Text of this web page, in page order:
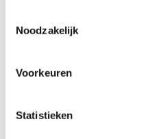
Noodzakelijk
Voorkeuren
Statistieken
Afdichting